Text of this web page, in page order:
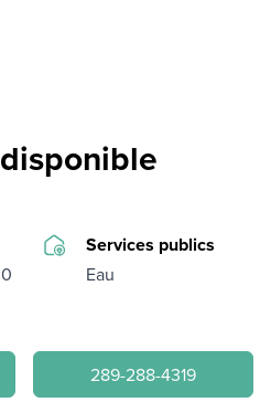
Services publics
Eau
289-288-4319